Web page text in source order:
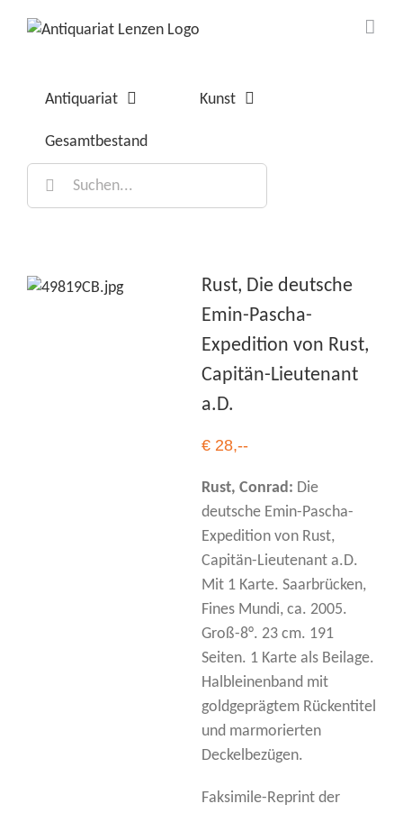
Inhalt
Antiquariat Kunst
Gesamtbestand
Rust, Die deutsche
Emin-Pascha-
Expedition von Rust,
Capitän-Lieutenant
a.D.
€ 28,--
Rust, Conrad: Die
deutsche Emin-Pascha-
Expedition von Rust,
Capitän-Lieutenant a.D.
Mit 1 Karte. Saarbrücken,
Fines Mundi, ca. 2005.
Groß-8°. 23 cm. 191
Seiten. 1 Karte als Beilage.
Halbleinenband mit
goldgeprägtem Rückentitel
und marmorierten
Deckelbezügen.
Faksimile-Reprint der